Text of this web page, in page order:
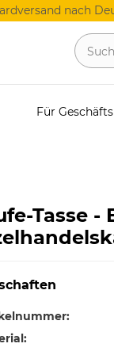
nach
Für
Tasse -